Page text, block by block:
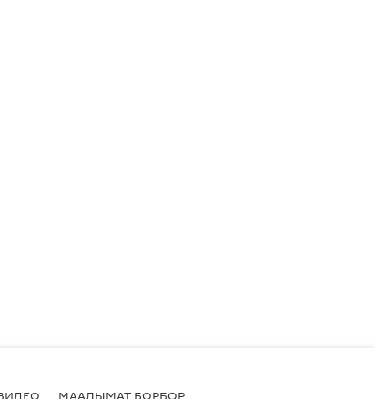
МААЛЫМАТ БОРБОР